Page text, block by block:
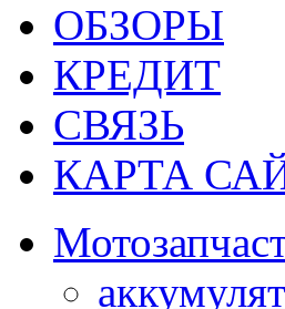
ОБЗОРЫ
КРЕДИТ
СВЯЗЬ
КАРТА